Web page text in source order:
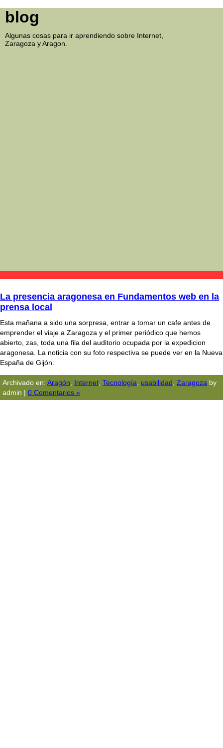
blog
Algunas cosas para ir aprendiendo sobre Internet,
Zaragoza y Aragon.
La presencia aragonesa en Fundamentos web en la
prensa local
Esta mañana a sido una sorpresa, entrar a tomar un cafe antes de
emprender el viaje a Zaragoza y el primer periódico que hemos
abierto, zas, toda una fila del auditorio ocupada por la expedicion
aragonesa. La noticia con su foto respectiva se puede ver en la Nueva
España de Gijón.
Archivado en: Aragón Internet Tecnologí­a usabilidad Zaragoza by
admin | 0 Comentarios »